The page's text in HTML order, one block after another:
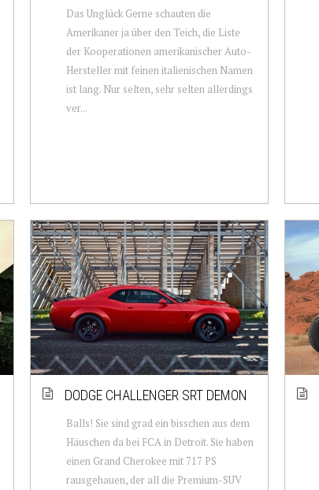
Das Unglück Gerne schauten die
Amerikaner ja über den Teich, die Liste
der Kooperationen amerikanischer Auto-
Hersteller mit feinen italienischen Namen
ist lang. Nur selten, sehr selten allerdings
ver...
DODGE CHALLENGER SRT DEMON
Balls! Sie sind grad ein bisschen aus dem
Häuschen da bei FCA in Detroit. Sie haben
einen Grand Cherokee mit 717 PS
rausgehauen, der all die Premium-SUV